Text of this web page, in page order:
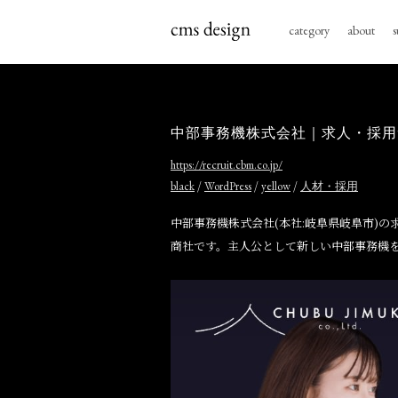
category about
中部事務機株式会社｜求人・採
https://recruit.cbm.co.jp/
black /WordPress /yellow / 人材・採用
中部事務機株式会社(本社:岐阜県岐阜市)の
商社です。主人公として新しい中部事務機